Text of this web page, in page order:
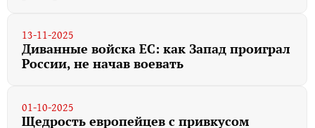
13-11-2025
Диванные войска ЕС: как Запад проиграл
России, не начав воевать
01-10-2025
Щедрость европейцев с привкусом